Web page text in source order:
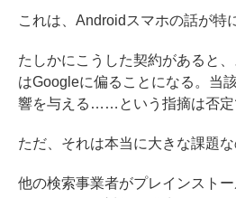
これは、Androidスマホの話が特
たしかにこうした契約があると
はGoogleに偏ることになる。当
響を与える……という指摘は否定
ただ、それは本当に大きな課題
他の検索事業者がプレインスト